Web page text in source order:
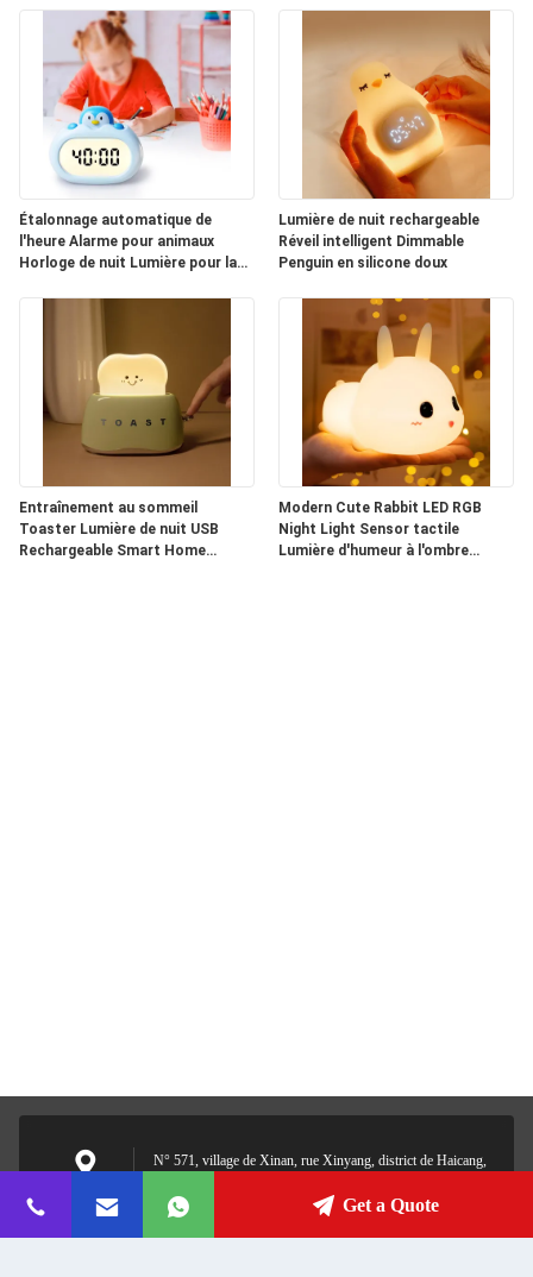
Étalonnage automatique de
l'heure Alarme pour animaux
Horloge de nuit Lumière pour la
Lumière de nuit rechargeable
Réveil intelligent Dimmable
Penguin en silicone doux
Entraînement au sommeil
Toaster Lumière de nuit USB
Rechargeable Smart Home
Modern Cute Rabbit LED RGB
Night Light Sensor tactile
Lumière d'humeur à l'ombre
N° 571, village de Xinan, rue Xinyang, district de Haicang,
Get a Quote